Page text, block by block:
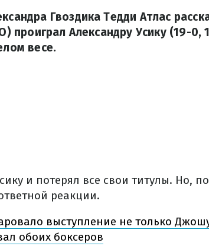
Гвоздика Тедди Атлас
проиграл Александру Усику (19-0,
весе.
и потерял все свои титулы. Но,
реакции.
выступление не только
обоих боксеров